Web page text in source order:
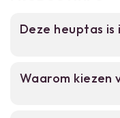
Deze heuptas
backpackers die
Waarom kiezen